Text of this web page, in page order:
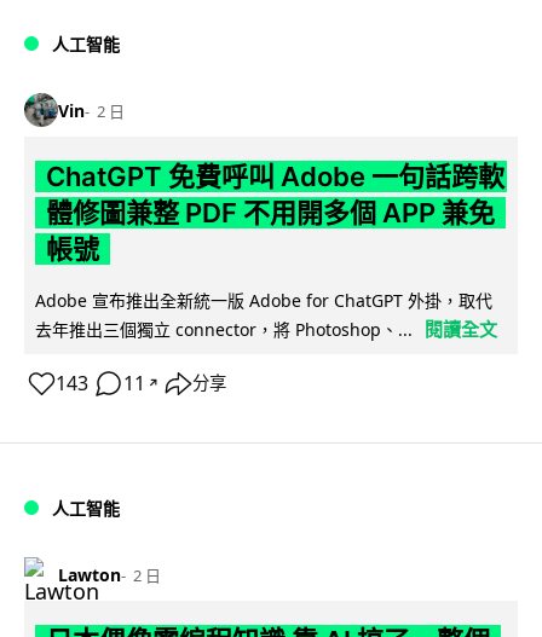
人工智能
Vin 2 日
ChatGPT 免費呼叫 Adobe 一句話跨軟
體修圖兼整 PDF 不用開多個 APP 兼免
帳號
Adobe 宣布推出全新統一版 Adobe for ChatGPT 外掛，取代
去年推出三個獨立 connector，將 Photoshop、...
閱讀全文
143 11 ↗ 分享
人工智能
Lawton 2 日